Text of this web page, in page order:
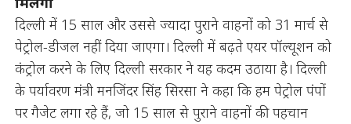
दिल्ली में 15 साल और उससे ज्यादा पुराने वाहनों को 31 मार्च से
पेट्रोल-डीजल नहीं दिया जाएगा। दिल्ली में बढ़ते एयर पॉल्यूशन को
कंट्रोल करने के लिए दिल्ली सरकार ने यह कदम उठाया है। दिल्ली
के पर्यावरण मंत्री मनजिंदर सिंह सिरसा ने कहा कि हम पेट्रोल पंपों
पर गैजेट लगा रहे हैं, जो 15 साल से पुराने वाहनों की पहचान